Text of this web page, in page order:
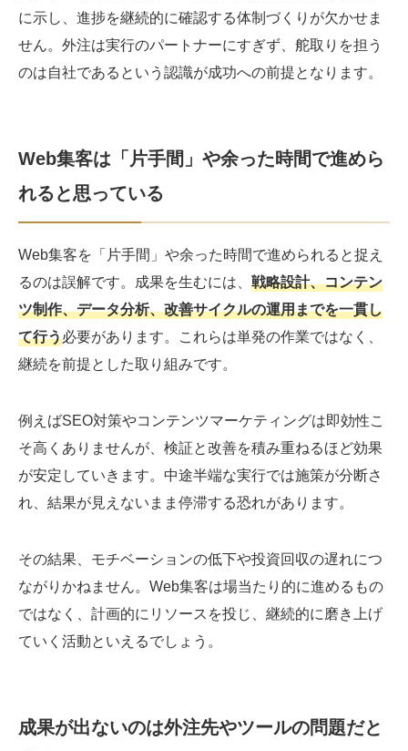
に示し、進捗を継続的に確認する体制づくりが欠かせま
せん。外注は実行のパートナーにすぎず、舵取りを担う
のは自社であるという認識が成功への前提となります。
Web集客は「片手間」や余った時間で進めら
れると思っている
Web集客を「片手間」や余った時間で進められると捉え
るのは誤解です。成果を生むには、 戦略設計、コンテン
ツ制作、データ分析、改善サイクルの運用までを一貫し
て行う必要があります。これらは単発の作業ではなく、
継続を前提とした取り組みです。
例えばSEO対策やコンテンツマーケティングは即効性こ
そ高くありませんが、検証と改善を積み重ねるほど効果
が安定していきます。中途半端な実行では施策が分断さ
れ、結果が見えないまま停滞する恐れがあります。
その結果、モチベーションの低下や投資回収の遅れにつ
ながりかねません。Web集客は場当たり的に進めるもの
ではなく、計画的にリソースを投じ、継続的に磨き上げ
ていく活動といえるでしょう。
成果が出ないのは外注先やツールの問題だと